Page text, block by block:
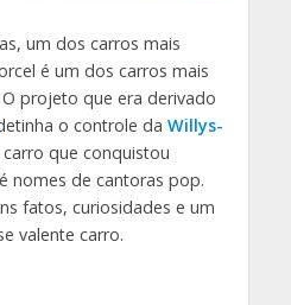
um dos carros mais
é um dos carros mais
projeto que era derivado
o controle da Willys-
que conquistou
nomes de cantoras pop.
fatos, curiosidades e um
valente carro.